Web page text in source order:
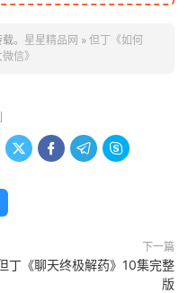
。 星星精品网 » 但丁《如何
信》
   
下一篇
丁《聊天终极解药》10集完整
版